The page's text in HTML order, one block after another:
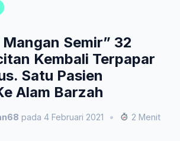
Semir” 32
Kembali Terpapar
Satu Pasien
Alam Barzah
pada 4 Februari 2021 •
2 Menit